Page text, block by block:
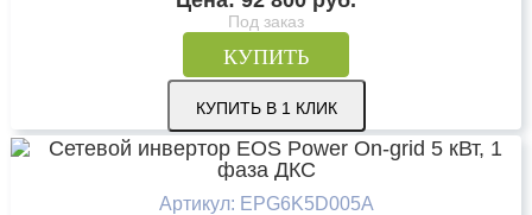
Под заказ
КУПИТЬ
КУПИТЬ В 1 КЛИК
Артикул: EPG6K5D005A